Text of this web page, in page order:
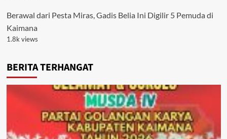
Berawal dari Pesta Miras, Gadis Belia Ini Digilir 5 Pemuda di
Kaimana
1.8k views
BERITA TERHANGAT